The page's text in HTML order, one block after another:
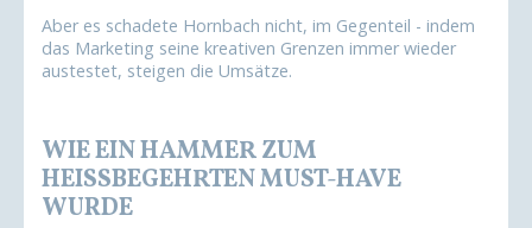
Aber es schadete Hornbach nicht, im Gegenteil - indem
das Marketing seine kreativen Grenzen immer wieder
austestet, steigen die Umsätze.
WIE EIN HAMMER ZUM
HEISSBEGEHRTEN MUST-HAVE W
URDE